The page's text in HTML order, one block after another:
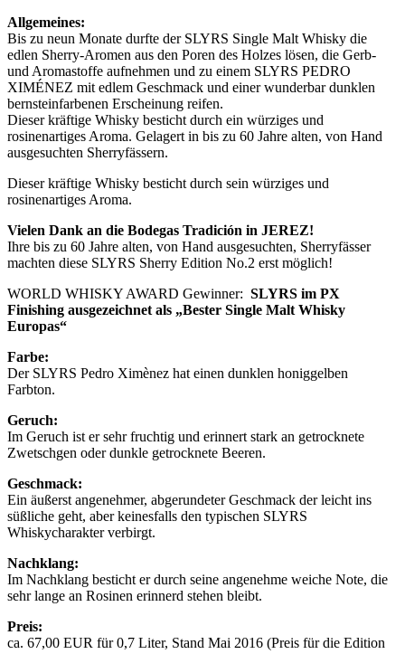
Allgemeines:
Bis zu neun Monate durfte der SLYRS Single Malt Whisky die
edlen Sherry-Aromen aus den Poren des Holzes lösen, die Gerb-
und Aromastoffe aufnehmen und zu einem SLYRS PEDRO
XIMÉNEZ mit edlem Geschmack und einer wunderbar dunklen
bernsteinfarbenen Erscheinung reifen.
Dieser kräftige Whisky besticht durch ein würziges und
rosinenartiges Aroma. Gelagert in bis zu 60 Jahre alten, von Hand
ausgesuchten Sherryfässern.
Dieser kräftige Whisky besticht durch sein würziges und
rosinenartiges Aroma.
Vielen Dank an die Bodegas Tradición in JEREZ!
Ihre bis zu 60 Jahre alten, von Hand ausgesuchten, Sherryfässer
machten diese SLYRS Sherry Edition No.2 erst möglich!
WORLD WHISKY AWARD Gewinner: SLYRS im PX
Finishing ausgezeichnet als „Bester Single Malt Whisky
Europas“
Farbe:
Der SLYRS Pedro Ximènez hat einen dunklen honiggelben
Farbton.
Geruch:
Im Geruch ist er sehr fruchtig und erinnert stark an getrocknete
Zwetschgen oder dunkle getrocknete Beeren.
Geschmack:
Ein äußerst angenehmer, abgerundeter Geschmack der leicht ins
süßliche geht, aber keinesfalls den typischen SLYRS
Whiskycharakter verbirgt.
Nachklang:
Im Nachklang besticht er durch seine angenehme weiche Note, die
sehr lange an Rosinen erinnerd stehen bleibt.
Preis:
ca. 67,00 EUR für 0,7 Liter, Stand Mai 2016 (Preis für die Edition